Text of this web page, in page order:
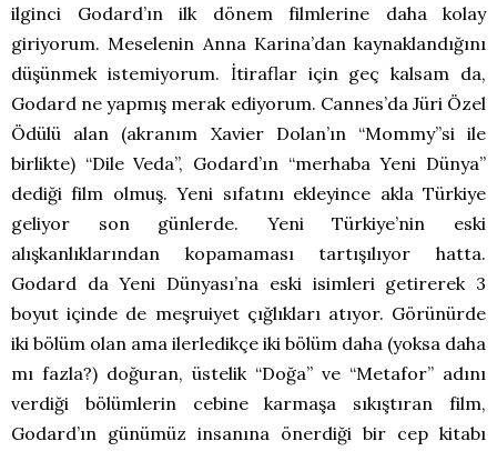
ilginci Godard’ın ilk dönem filmlerine daha kolay
giriyorum. Meselenin Anna Karina’dan kaynaklandığını
düşünmek istemiyorum. İtiraflar için geç kalsam da,
Godard ne yapmış merak ediyorum. Cannes’da Jüri Özel
Ödülü alan (akranım Xavier Dolan’ın “Mommy”si ile
birlikte) “Dile Veda”, Godard’ın “merhaba Yeni Dünya”
dediği film olmuş. Yeni sıfatını ekleyince akla Türkiye
geliyor son günlerde. Yeni Türkiye’nin eski
alışkanlıklarından kopamaması tartışılıyor hatta.
Godard da Yeni Dünyası’na eski isimleri getirerek 3
boyut içinde de meşruiyet çığlıkları atıyor. Görünürde
iki bölüm olan ama ilerledikçe iki bölüm daha (yoksa daha
mı fazla?) doğuran, üstelik “Doğa” ve “Metafor” adını
verdiği bölümlerin cebine karmaşa sıkıştıran film,
Godard’ın günümüz insanına önerdiği bir cep kitabı